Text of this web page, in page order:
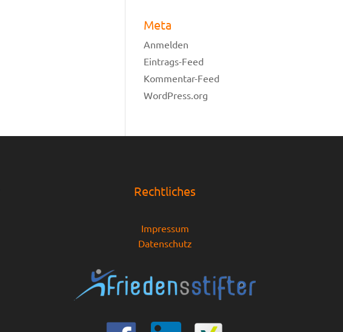
Meta
Anmelden
Eintrags-Feed
Kommentar-Feed
WordPress.org
Rechtliches
Impressum
Datenschutz